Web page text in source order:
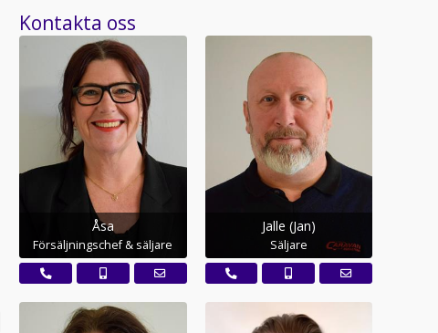
Kontakta oss
Åsa
Försäljningschef & säljare
Jalle (Jan)
Säljare